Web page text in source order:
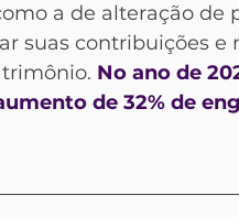
a de alteração de
suas contribuições e
No ano de
de 32% de